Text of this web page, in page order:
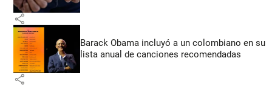
share
Barack Obama incluyó a un colombiano en su
lista anual de canciones recomendadas
share